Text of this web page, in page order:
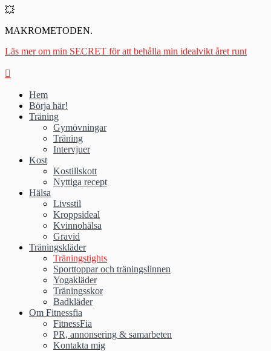
💥
MAKROMETODEN.
Läs mer om min SECRET för att behålla min idealvikt året runt
Hem
Börja här!
Träning
Gymövningar
Träning
Intervjuer
Kost
Kostillskott
Nyttiga recept
Hälsa
Livsstil
Kroppsideal
Kvinnohälsa
Gravid
Träningskläder
Träningstights
Sporttoppar och träningslinnen
Yogakläder
Träningsskor
Badkläder
Om Fitnessfia
FitnessFia
PR, annonsering & samarbeten
Kontakta mig